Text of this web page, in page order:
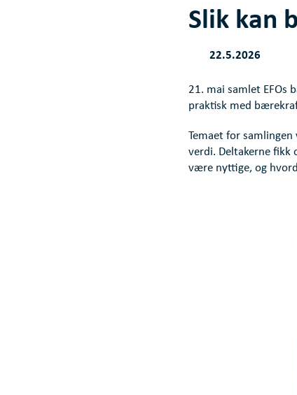
Slik kan
22.5.2026
21. mai samlet EFOs
praktisk med
Temaet for
verdi. Deltakerne fikk
være nyttige, og